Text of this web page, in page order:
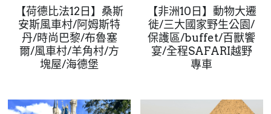
【荷德比法12日】桑斯
安斯風車村/阿姆斯特
丹/時尚巴黎/布魯塞
爾/風車村/羊角村/方
塊屋/海德堡
【非洲10日】動物大遷
徙/三大國家野生公園/
保護區/buffet/百獸饗
宴/全程SAFARI越野
專車